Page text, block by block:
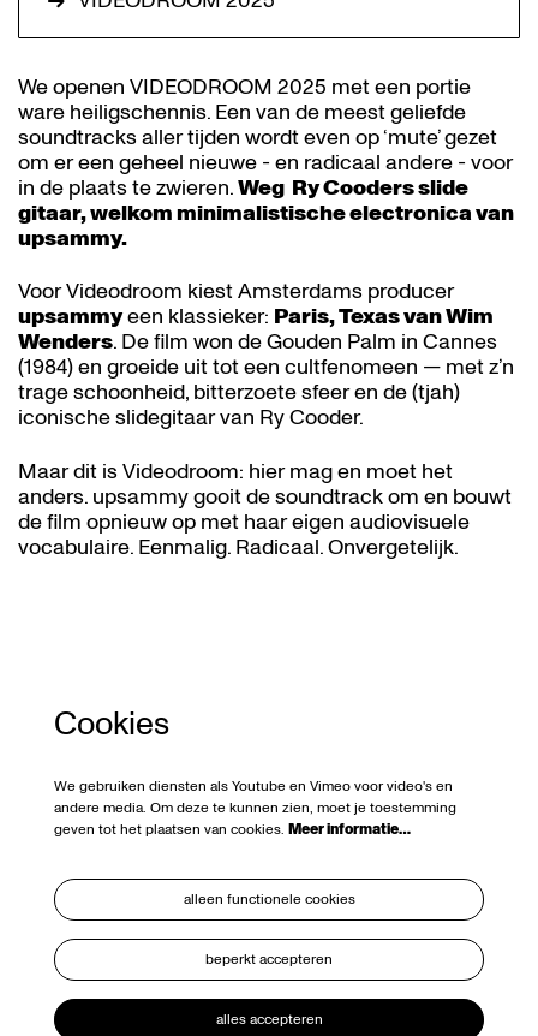
We openen VIDEODROOM 2025 met een portie
ware heiligschennis. Een van de meest geliefde
soundtracks aller tijden wordt even op ‘mute’ gezet
om er een geheel nieuwe - en radicaal andere - voor
in de plaats te zwieren.Weg Ry Cooders slide
gitaar, welkom minimalistische electronica van
upsammy.
Voor Videodroom kiest Amsterdams producer
upsammyeen klassieker: Paris, Texas van Wim
Wenders. De film won de Gouden Palm in Cannes
(1984) en groeide uit tot een cultfenomeen — met z’n
trage schoonheid, bitterzoete sfeer en de (tjah)
iconische slidegitaar van Ry Cooder.
Maar dit is Videodroom: hier mag en moet het
anders. upsammy gooit de soundtrack om en bouwt
de film opnieuw op met haar eigen audiovisuele
vocabulaire. Eenmalig. Radicaal. Onvergetelijk.
Cookies
We gebruiken diensten als Youtube en Vimeo voor video's en
andere media. Om deze te kunnen zien, moet je toestemming
geven tot het plaatsen van cookies. Meer informatie…
alleen functionele cookies
beperkt accepteren
alles accepteren